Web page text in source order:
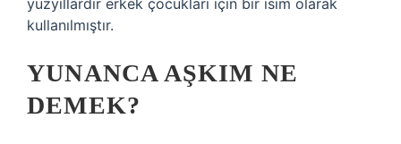
yüzyıllardır erkek çocukları için bir isim olarak
kullanılmıştır.
YUNANCA AŞKIM NE
DEMEK?